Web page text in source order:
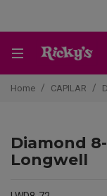
Home CAPILAR
Diamond
Longwell